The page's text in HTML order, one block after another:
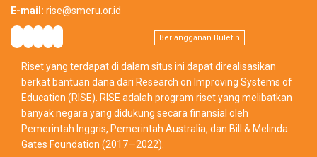
E-mail: rise@smeru.or.id
Berlangganan Buletin
Riset yang terdapat di dalam situs ini dapat direalisasikan
berkat bantuan dana dari Research on Improving Systems of
Education (RISE). RISE adalah program riset yang melibatkan
banyak negara yang didukung secara finansial oleh
Pemerintah Inggris, Pemerintah Australia, dan Bill & Melinda
Gates Foundation (2017—2022).